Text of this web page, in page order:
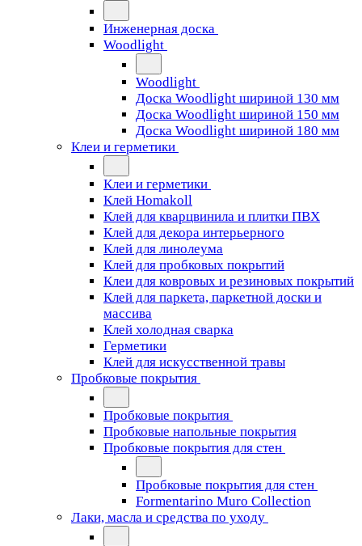
Инженерная доска
Woodlight
Woodlight
Доска Woodlight шириной 130 мм
Доска Woodlight шириной 150 мм
Доска Woodlight шириной 180 мм
Клеи и герметики
Клеи и герметики
Клей Homakoll
Клей для кварцвинила и плитки ПВХ
Клей для декора интерьерного
Клей для линолеума
Клей для пробковых покрытий
Клеи для ковровых и резиновых покрытий
Клей для паркета, паркетной доски и
массива
Клей холодная сварка
Герметики
Клей для искусственной травы
Пробковые покрытия
Пробковые покрытия
Пробковые напольные покрытия
Пробковые покрытия для стен
Пробковые покрытия для стен
Formentarino Muro Collection
Лаки, масла и средства по уходу